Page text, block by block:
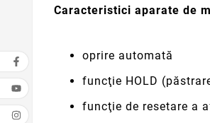
Caracteristici aparate de
oprire automată
funcţie HOLD
funcţie de resetare a